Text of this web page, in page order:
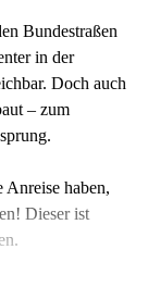
Bundestraßen
in der
Doch auch
– zum
Anreise haben,
Dieser ist